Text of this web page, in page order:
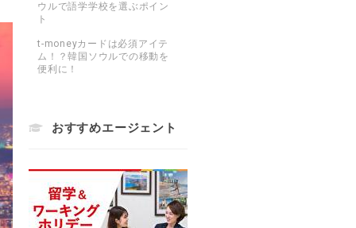
ウルで語学学校を選ぶポイン
ト
t-moneyカードは必須アイテ
ム！？韓国ソウルでの移動を
便利に！
おすすめエージェント